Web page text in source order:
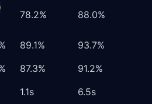
78.2% 88.0%
89.1%
93.7%
87.3%
91.2%
1.1s 6.5s